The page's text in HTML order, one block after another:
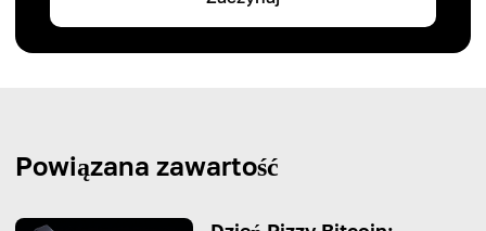
Powiązana zawartość